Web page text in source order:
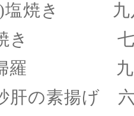
)塩焼き 九
す塩焼
婦羅 九
の素揚げ 六